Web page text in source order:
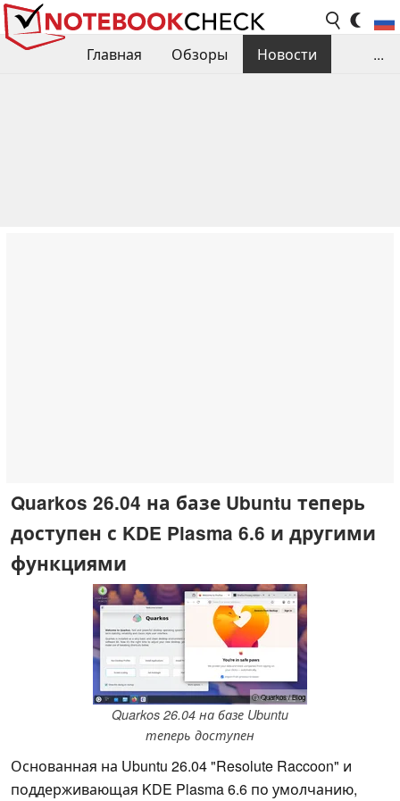
Главная Обзоры
Новости
...
Quarkos 26.04 на базе Ubuntu теперь
доступен с KDE Plasma 6.6 и другими
функциями
ⓘ Quarkos / Blog
Quarkos 26.04 на базе Ubuntu
теперь доступен
Основанная на Ubuntu 26.04 "Resolute Raccoon" и
поддерживающая KDE Plasma 6.6 по умолчанию,